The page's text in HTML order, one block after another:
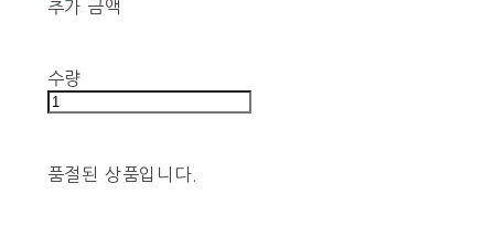
추가 금액
수량
품절된 상품입니다.